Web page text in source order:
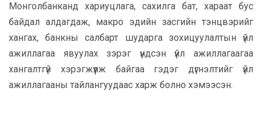
Монголбанканд хариуцлага, сахилга бат, хараат бус
байдал алдагдаж, макро эдийн засгийн тэнцвэрийг
хангах, банкны салбарт шударга зохицуулалтын үйл
ажиллагаа явуулах зэрэг үндсэн үйл ажиллагаагаа
хангалтгүй хэрэгжүүлж байгаа гэдэг дүгнэлтийг үйл
ажиллагааны тайлангуудаас харж болно хэмээсэн.